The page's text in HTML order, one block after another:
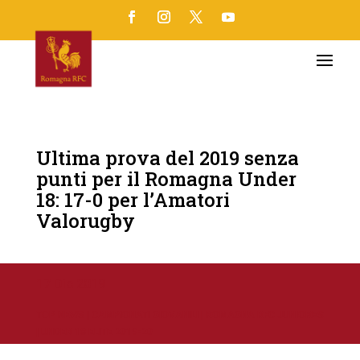
Ultima prova del 2019 senza
punti per il Romagna Under
18: 17-0 per l’Amatori
Valorugby